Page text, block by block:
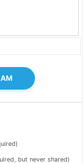
but never shared)